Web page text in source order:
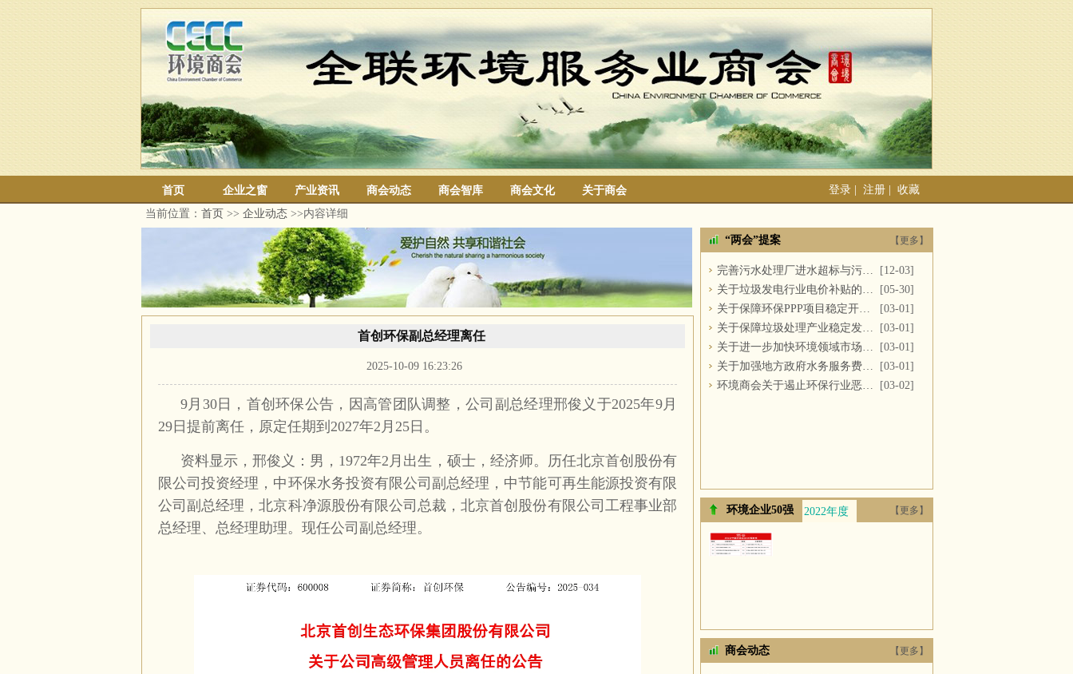
首页 企业之窗 产业资讯 商会动态 商会智库 商会文化 关于商会 登录 注册
收藏
当前位置： 首页 >> 企业动态 >>内容详细
首创环保副总经理离任
2025-10-09 16:23:26
9月30日， 首创环保公告，因高管团队调整，公司副总经理邢俊义于2025年9月
29日提前离任，原定任期到2027年2月25日。
资料显示，邢俊义：男，1972年2月出生，硕士，经济师。历任北京首创股份有
限公司投资经理，中环保水务投资有限公司副总经理，中节能可再生能源投资有限
公司副总经理，北京科净源股份有限公司总裁，北京首创股份有限公司工程事业部
总经理、总经理助理。现任公司副总经理。
“两会”提案 【更多】
完善污水处理厂进水超标与污泥处置
[12-03]
关于垃圾发电行业电价补贴的建议
[05-30]
关于保障环保PPP项目稳定开展的提案
[03-01]
关于保障垃圾处理产业稳定发展的议案
[03-01]
关于进一步加快环境领域市场化改革的议案
[03-01]
关于加强地方政府水务服务费用支付的议案
[03-01]
环境商会关于遏止环保行业恶性竞争的提案
[03-02]
环境企业50强 2022年度 2021年度 2020年度
【更多】
商会动态 【更多】